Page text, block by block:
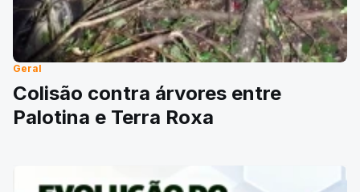
Geral
Colisão contra árvores entre
Palotina e Terra Roxa